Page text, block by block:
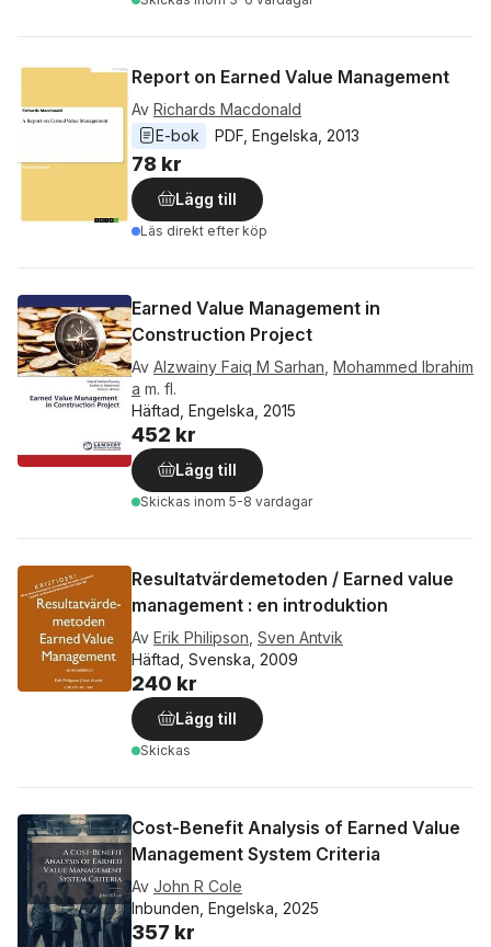
Report on Earned Value Management
Av Richards Macdonald
E-bok
PDF Engelska 2013
78 kr
Lägg till
Läs direkt efter köp
Earned Value Management in
Construction Project
Av Alzwainy Faiq M Sarhan Mohammed Ibrahim
a m. fl.
Häftad, Engelska, 2015
452 kr
Lägg till
Skickas inom 5-8 vardagar
Resultatvärdemetoden / Earned value
management : en introduktion
Av Erik Philipson Sven Antvik
Häftad, Svenska, 2009
240 kr
Lägg till
Skickas
Cost-Benefit Analysis of Earned Value
Management System Criteria
Av John R Cole
Inbunden, Engelska, 2025
357 kr